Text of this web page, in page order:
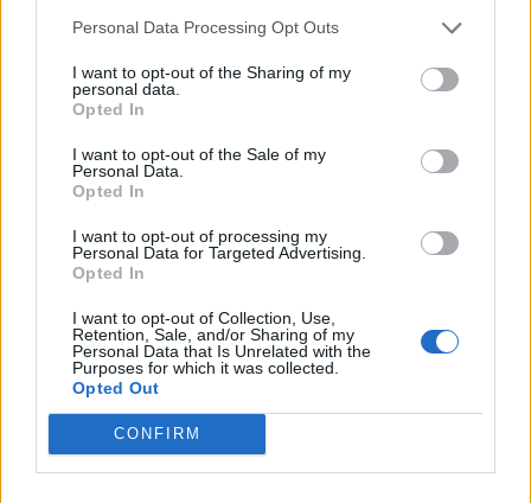
Personal Data Processing Opt Outs
I want to opt-out of the Sharing of my
personal data.
Opted In
I want to opt-out of the Sale of my
Personal Data.
Opted In
I want to opt-out of processing my
Personal Data for Targeted Advertising.
Opted In
I want to opt-out of Collection, Use,
Retention, Sale, and/or Sharing of my
Personal Data that Is Unrelated with the
Purposes for which it was collected.
Opted Out
CONFIRM